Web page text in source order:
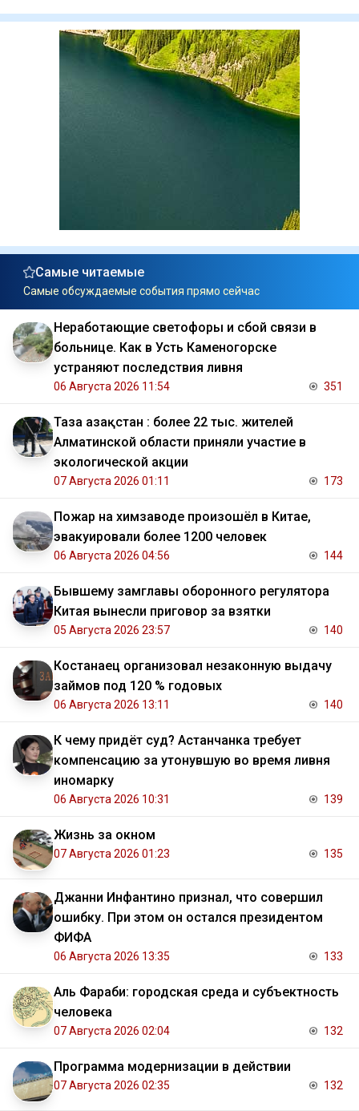
Самые читаемые
Самые обсуждаемые события прямо сейчас
Неработающие светофоры и сбой связи в
больнице. Как в Усть Каменогорске
устраняют последствия ливня
06 Августа 2026 11:54 351
Таза Қазақстан : более 22 тыс. жителей
Алматинской области приняли участие в
экологической акции
07 Августа 2026 01:11 173
Пожар на химзаводе произошёл в Китае,
эвакуировали более 1200 человек
06 Августа 2026 04:56 144
Бывшему замглавы оборонного регулятора
Китая вынесли приговор за взятки
05 Августа 2026 23:57 140
Костанаец организовал незаконную выдачу
займов под 120 % годовых
06 Августа 2026 13:11 140
К чему придёт суд? Астанчанка требует
компенсацию за утонувшую во время ливня
иномарку
06 Августа 2026 10:31 139
Жизнь за окном
07 Августа 2026 01:23 135
Джанни Инфантино признал, что совершил
ошибку. При этом он остался президентом
ФИФА
06 Августа 2026 13:35 133
Аль Фараби: городская среда и субъектность
человека
07 Августа 2026 02:04 132
Программа модернизации в действии
07 Августа 2026 02:35 132